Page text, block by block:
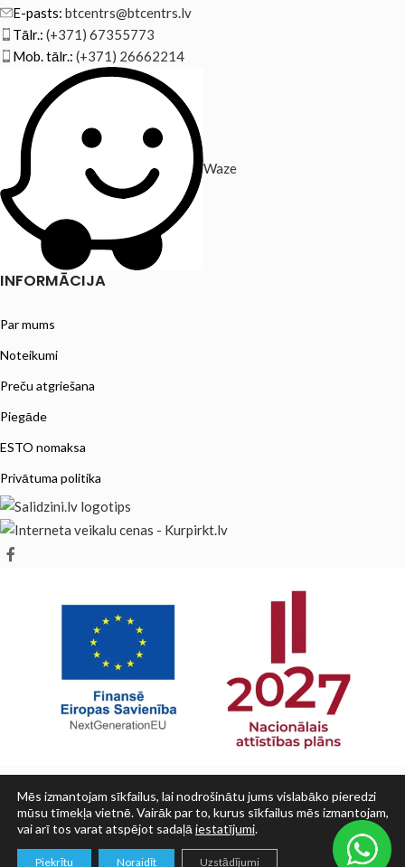
E-pasts: btcentrs@btcentrs.lv
Tālr.: (+371) 67355773
Mob. tālr.: (+371) 26662214
Waze
INFORMĀCIJA
Par mums
Noteikumi
Preču atgriešana
Piegāde
ESTO nomaksa
Privātuma politika
© SIA PRINT LV 2025
Mēs izmantojam sīkfailus, lai nodrošinātu jums vislabāko pieredzi
mūsu tīmekļa vietnē. Vairāk par to, kurus sīkfailus mēs izmantojam,
vai arī tos varat atspējot sadaļā iestatījumi.
Piekrītu Noraidīt Uzstādījumi